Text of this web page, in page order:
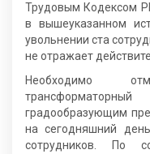
Трудовым Кодексом
в вышеуказанном
увольнении ста
не отражает
Необходимо
градообразующим
на сегодняшний
сотрудников. По